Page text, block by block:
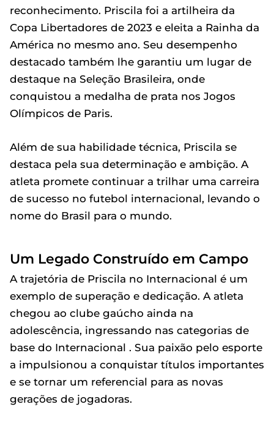
reconhecimento. Priscila foi a artilheira da
Copa Libertadores de 2023 e eleita a Rainha da
América no mesmo ano. Seu desempenho
destacado também lhe garantiu um lugar de
destaque na Seleção Brasileira, onde
conquistou a medalha de prata nos Jogos
Olímpicos de Paris.
Além de sua habilidade técnica, Priscila se
destaca pela sua determinação e ambição. A
atleta promete continuar a trilhar uma carreira
de sucesso no futebol internacional, levando o
nome do Brasil para o mundo.
Um Legado Construído em Campo
A trajetória de Priscila no Internacional é um
exemplo de superação e dedicação. A atleta
chegou ao clube gaúcho ainda na
adolescência, ingressando nas categorias de
base do Internacional . Sua paixão pelo esporte
a impulsionou a conquistar títulos importantes
e se tornar um referencial para as novas
gerações de jogadoras.